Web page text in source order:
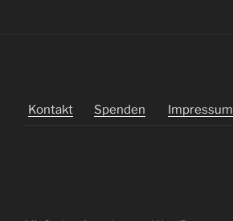
Kontakt Spenden Impressum